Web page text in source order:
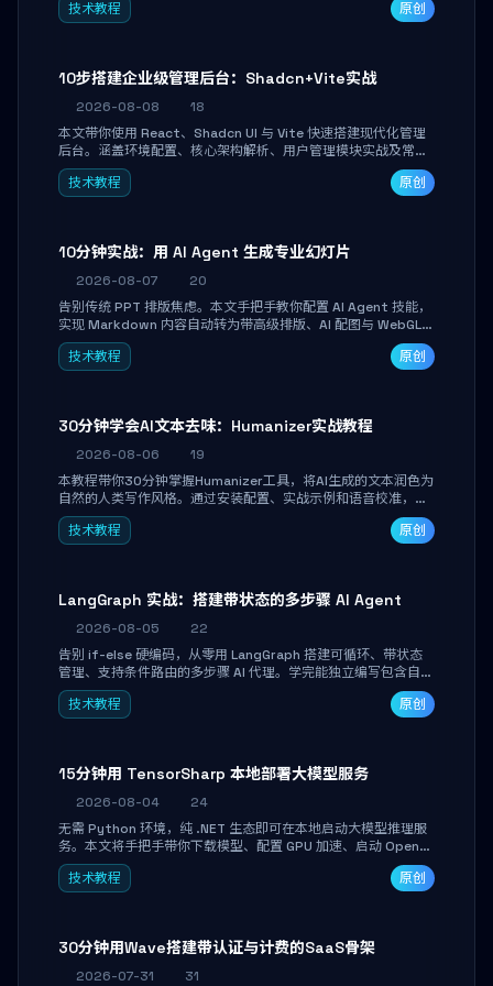
站长快速上手。
技术教程 原创
10步搭建企业级管理后台：Shadcn+Vite实战
2026-08-08
18
本文带你使用 React、Shadcn UI 与 Vite 快速搭建现代化管理
后台。涵盖环境配置、核心架构解析、用户管理模块实战及常见
踩坑指南。学完即可独立完成仪表盘搭建、组件拼装与主题定
制，满足企业级开发需求。
技术教程 原创
10分钟实战：用 AI Agent 生成专业幻灯片
2026-08-07
20
告别传统 PPT 排版焦虑。本文手把手教你配置 AI Agent 技能，
实现 Markdown 内容自动转为带高级排版、AI 配图与 WebGL
运行时的 HTML 幻灯片。只需专注内容，10 分钟即可产出可投
屏的专业级演示文稿。
技术教程 原创
30分钟学会AI文本去味：Humanizer实战教程
2026-08-06
19
本教程带你30分钟掌握Humanizer工具，将AI生成的文本润色为
自然的人类写作风格。通过安装配置、实战示例和语音校准，让
你的内容告别AI痕迹，匹配个人写作习惯，适合内容创作者和技
术博主。
技术教程 原创
LangGraph 实战：搭建带状态的多步骤 AI Agent
2026-08-05
22
告别 if-else 硬编码，从零用 LangGraph 搭建可循环、带状态
管理、支持条件路由的多步骤 AI 代理。学完能独立编写包含自动
决策、工具调用和持久化状态的复杂工作流，并避开递归溢出、
状态丢失等常见坑点。
技术教程 原创
15分钟用 TensorSharp 本地部署大模型服务
2026-08-04
24
无需 Python 环境，纯 .NET 生态即可在本地启动大模型推理服
务。本文将手把手带你下载模型、配置 GPU 加速、启动 OpenAI
兼容 API，并在 C# 业务代码中无缝调用。数据不出网，零门槛
搞定本地 LLM 部署。
技术教程 原创
30分钟用Wave搭建带认证与计费的SaaS骨架
2026-07-31
31